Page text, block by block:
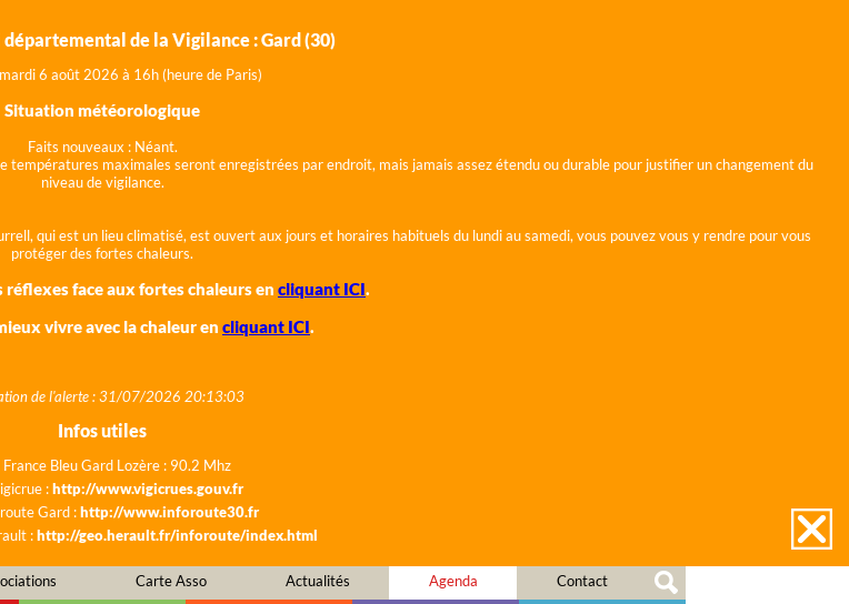
de la Vigilance : Gard (30)
6 août 2026 à 16h (heure de Paris)
Situation météorologique
Faits nouveaux : Néant.
températures maximales seront enregistrées par endroit, mais jamais assez étendu ou durable pour justifier un changement du
niveau de vigilance.
qui est un lieu climatisé, est ouvert aux jours et horaires habituels du lundi au samedi, vous pouvez vous y rendre pour vous
protéger des fortes chaleurs.
face aux fortes chaleurs en cliquant ICI.
vivre avec la chaleur en cliquant ICI.
de l'alerte : 31/07/2026 20:13:03
Infos utiles
France Bleu Gard Lozère : 90.2 Mhz
:http://www.vigicrues.gouv.fr
Gard :http://www.inforoute30.fr
:http://geo.herault.fr/inforoute/index.html
Carte Asso Actualités Agenda Contact